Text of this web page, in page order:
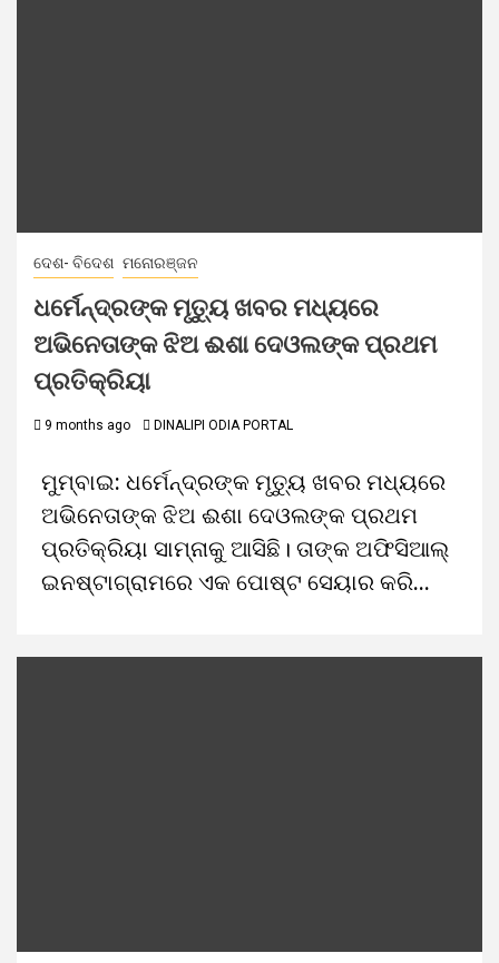
ଦେଶ- ବିଦେଶ ମନୋରଞ୍ଜନ
ଧର୍ମେନ୍ଦ୍ରଙ୍କ ମୃତ୍ୟୁ ଖବର ମଧ୍ୟରେ
ଅଭିନେତାଙ୍କ ଝିଅ ଈଶା ଦେଓଲଙ୍କ ପ୍ରଥମ
ପ୍ରତିକ୍ରିୟା
9 months ago DINALIPI ODIA PORTAL
ମୁମ୍ବାଇ: ଧର୍ମେନ୍ଦ୍ରଙ୍କ ମୃତ୍ୟୁ ଖବର ମଧ୍ୟରେ
ଅଭିନେତାଙ୍କ ଝିଅ ଈଶା ଦେଓଲଙ୍କ ପ୍ରଥମ
ପ୍ରତିକ୍ରିୟା ସାମ୍ନାକୁ ଆସିଛି। ତାଙ୍କ ଅଫିସିଆଲ୍
ଇନଷ୍ଟାଗ୍ରାମରେ ଏକ ପୋଷ୍ଟ ସେୟାର କରି...